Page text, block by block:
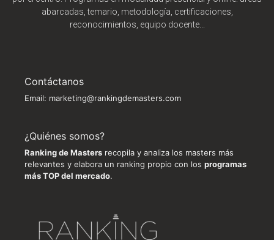
abarcadas, temario, metodología, certificaciones,
reconocimientos, equipo docente...
Contáctanos
Email: marketing@rankingdemasters.com
¿Quiénes somos?
Ranking de Masters recopila y analiza los masters más
relevantes y elabora un ranking propio con los programas
más TOP del mercado.